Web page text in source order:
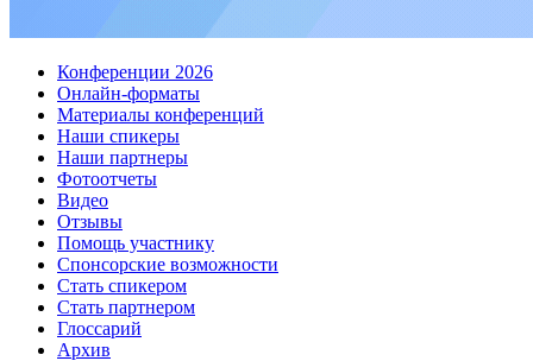
Конференции 2026
Онлайн-форматы
Материалы конференций
Наши спикеры
Наши партнеры
Фотоотчеты
Видео
Отзывы
Помощь участнику
Спонсорские возможности
Стать спикером
Стать партнером
Глоссарий
Архив